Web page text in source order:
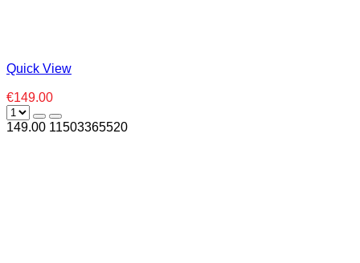
Quick View
€149.00
149.00 11503365520